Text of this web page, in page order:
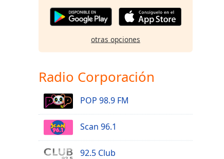
otras opciones
Radio Corporación
POP 98.9 FM
Scan 96.1
92.5 Club